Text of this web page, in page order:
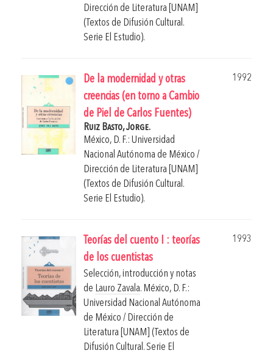
Dirección de Literatura [UNAM]
(Textos de Difusión Cultural.
Serie El Estudio).
De la modernidad y otras
creencias (en torno a Cambio
de Piel de Carlos Fuentes)
1992
Ruiz Basto, Jorge.
México, D. F.: Universidad
Nacional Autónoma de México /
Dirección de Literatura [UNAM]
(Textos de Difusión Cultural.
Serie El Estudio).
Teorías del cuento I : teorías
de los cuentistas
1993
Selección, introducción y notas
de Lauro Zavala. México, D. F.:
Universidad Nacional Autónoma
de México / Dirección de
Literatura [UNAM] (Textos de
Difusión Cultural. Serie El